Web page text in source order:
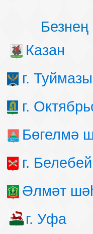
Казан
г. Туймазы
г.
Бөгелмә
г. Белебей
Әлмәт
г. Уфа